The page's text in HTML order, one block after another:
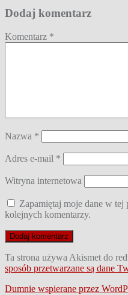
Dodaj komentarz
Komentarz *
Nazwa *
Adres e-mail *
Witryna internetowa
Zapamiętaj moje dane w tej
kolejnych komentarzy.
Ta strona używa Akismet do
sposób przetwarzane są dane
Dumnie wspierane przez